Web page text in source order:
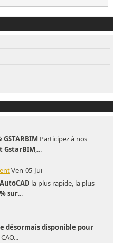
GSTARBIM Participez à nos
GstarBIM,...
Ven-05-Jui
la plus rapide, la plus
sur...
désormais disponible pour